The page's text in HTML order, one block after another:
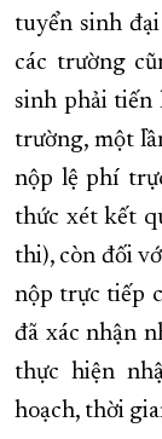
tuyển sinh
các trường
sinh phải tiến
trường, một
nộp lệ phí
thức xét kết
thi), còn đối
nộp trực tiếp
đã xác nhận
thực hiện
hoạch, thời